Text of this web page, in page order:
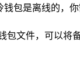
包是离线的，
文件，可以将